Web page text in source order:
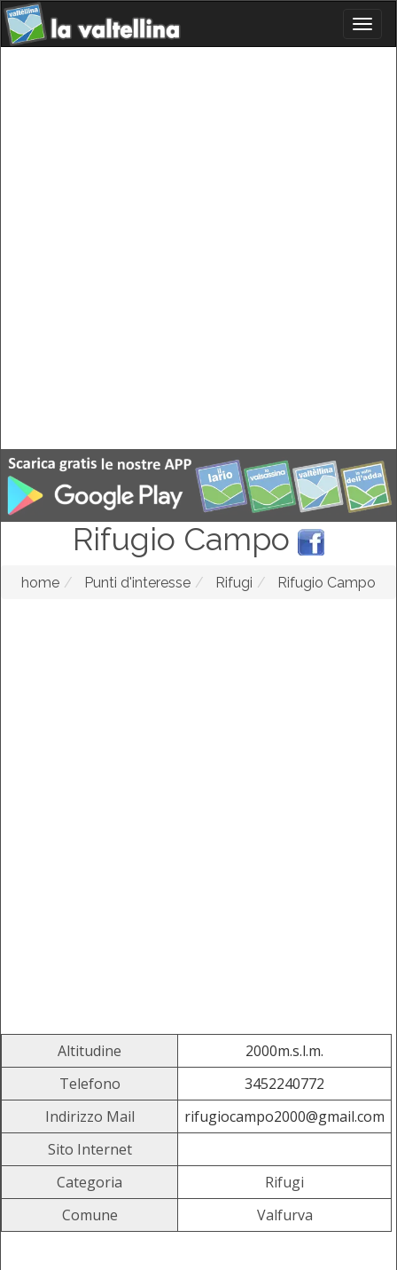
Rifugio Campo
home Punti d'interesse Rifugi Rifugio Campo
Altitudine
2000m.s.l.m.
Telefono
3452240772
Indirizzo Mail
rifugiocampo2000@gmail.com
Sito Internet
Categoria
Rifugi
Comune
Valfurva